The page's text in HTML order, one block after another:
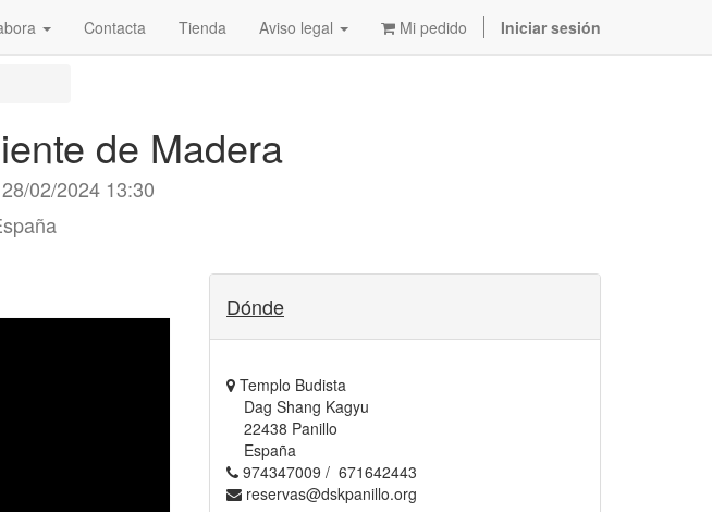
Contacta Tienda Aviso legal Mi pedido Iniciar sesión
de Madera
28/02/2024 13:30
Dónde
Templo Budista
Dag Shang Kagyu
22438 Panillo
España
974347009 / 671642443
reservas@dskpanillo.org